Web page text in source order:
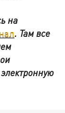
на
. Там все